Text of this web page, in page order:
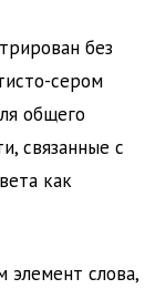
без
сером
общего
связанные с
как
элемент слова,